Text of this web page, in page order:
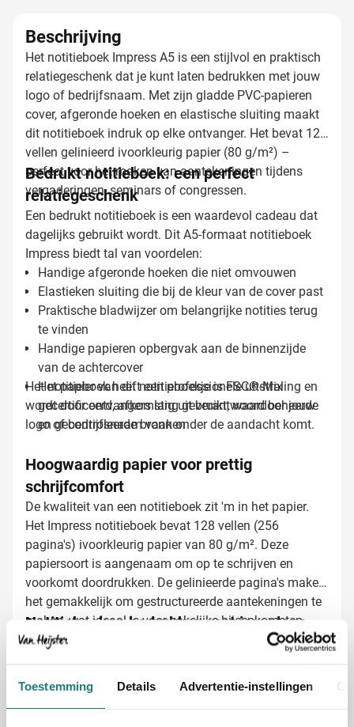
Toestemming Details Advertentie-instellingen
Beschrijving
Het notitieboek Impress A5 is een stijlvol en praktisch
relatiegeschenk dat je kunt laten bedrukken met jouw
logo of bedrijfsnaam. Met zijn gladde PVC-papieren
cover, afgeronde hoeken en elastische sluiting maakt
dit notitieboek indruk op elke ontvanger. Het bevat 128
vellen gelinieerd ivoorkleurig papier (80 g/m²) –
perfect voor het maken van aantekeningen tijdens
vergaderingen, seminars of congressen.
Bedrukt notitieboek: een perfect
relatiegeschenk
Een bedrukt notitieboek is een waardevol cadeau dat
dagelijks gebruikt wordt. Dit A5-formaat notitieboek
Impress biedt tal van voordelen:
Handige afgeronde hoeken die niet omvouwen
Elastieken sluiting die bij de kleur van de cover past
Praktische bladwijzer om belangrijke notities terug
te vinden
Handige papieren opbergvak aan de binnenzijde
van de achtercover
Het papier van dit notitieboekje is FSC®-Mix
gecertificeerd, afkomstig uit verantwoord beheerde
en gecontroleerde bronnen
Het notitieboek heeft een professionele uitstraling en
wordt door ontvangers lang gebruikt, waardoor jouw
logo of bedrijfsnaam vaak onder de aandacht komt.
Hoogwaardig papier voor prettig
schrijfcomfort
De kwaliteit van een notitieboek zit 'm in het papier.
Het Impress notitieboek bevat 128 vellen (256
pagina's) ivoorkleurig papier van 80 g/m². Deze
papiersoort is aangenaam om op te schrijven en
voorkomt doordrukken. De gelinieerde pagina's maken
het gemakkelijk om gestructureerde aantekeningen te
maken, wat ideaal is voor zakelijke bijeenkomsten.
Notitieboeken bedrukken met jouw logo
Bij Van Heijster Relatiegeschenken maken we van
visitekaartje. Kies zelf hoe je het wilt bedrukken: